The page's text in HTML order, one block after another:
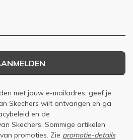
met jouw e-mailadres, geef je
Skechers wilt ontvangen en ga
en de
Skechers. Sommige artikelen
promoties. Zie promotie-details